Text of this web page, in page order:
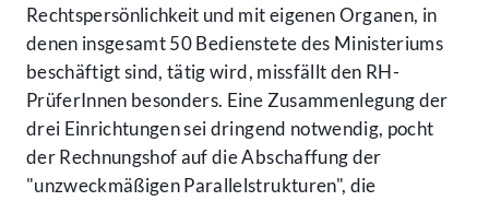
Rechtspersönlichkeit und mit eigenen Organen, in
denen insgesamt 50 Bedienstete des Ministeriums
beschäftigt sind, tätig wird, missfällt den RH-
PrüferInnen besonders. Eine Zusammenlegung der
drei Einrichtungen sei dringend notwendig, pocht
der Rechnungshof auf die Abschaffung der
"unzweckmäßigen Parallelstrukturen", die